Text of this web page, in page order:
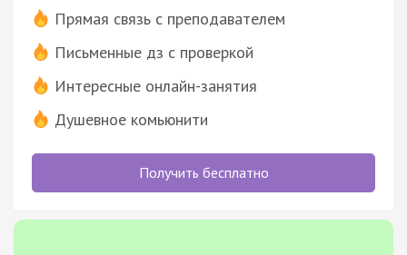
Прямая связь с преподавателем
Письменные дз с проверкой
Интересные онлайн-занятия
Душевное комьюнити
Получить бесплатно